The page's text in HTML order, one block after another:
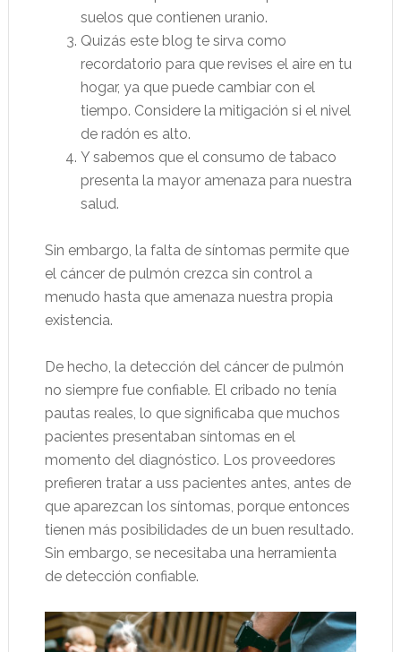
suelos que contienen uranio.
Quizás este blog te sirva como
recordatorio para que revises el aire en tu
hogar, ya que puede cambiar con el
tiempo. Considere la mitigación si el nivel
de radón es alto.
Y sabemos que el consumo de tabaco
presenta la mayor amenaza para nuestra
salud.
Sin embargo, la falta de síntomas permite que
el cáncer de pulmón crezca sin control a
menudo hasta que amenaza nuestra propia
existencia.
De hecho, la detección del cáncer de pulmón
no siempre fue confiable. El cribado no tenía
pautas reales, lo que significaba que muchos
pacientes presentaban síntomas en el
momento del diagnóstico. Los proveedores
prefieren tratar a uss pacientes antes, antes de
que aparezcan los síntomas, porque entonces
tienen más posibilidades de un buen resultado.
Sin embargo, se necesitaba una herramienta
de detección confiable.